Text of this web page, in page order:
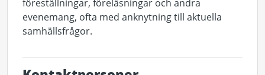
föreställningar, föreläsningar och andra
evenemang, ofta med anknytning till aktuella
samhällsfrågor.